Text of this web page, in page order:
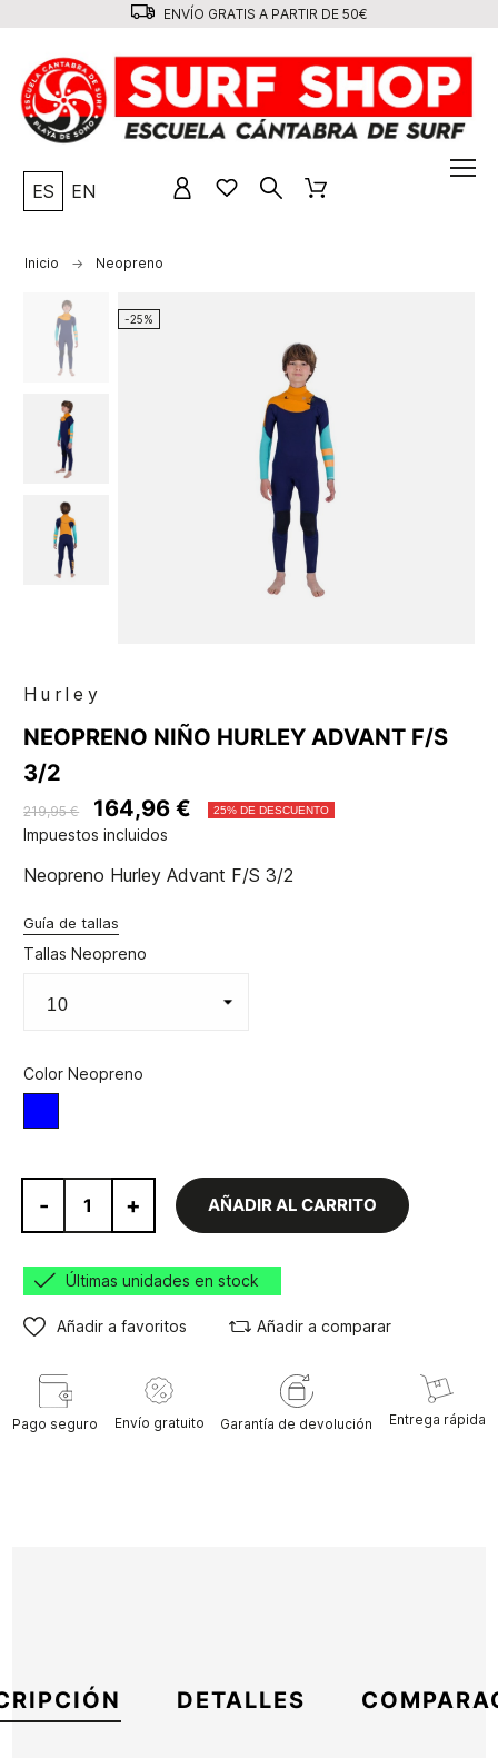
ENVÍO GRATIS A PARTIR DE 50€
ES EN
Inicio Neopreno
-25%
Hurley
NEOPRENO NIÑO HURLEY ADVANT F/S
3/2
219,95 € 164,96 € 25% DE DESCUENTO
Impuestos incluidos
Neopreno Hurley Advant F/S 3/2
Guía de tallas
Tallas Neopreno
Color Neopreno
- + AÑADIR AL CARRITO
Últimas unidades en stock
Añadir a favoritos Añadir a comparar
Pago seguro Envío gratuito Garantía de devolución Entrega rápida
DETALLES